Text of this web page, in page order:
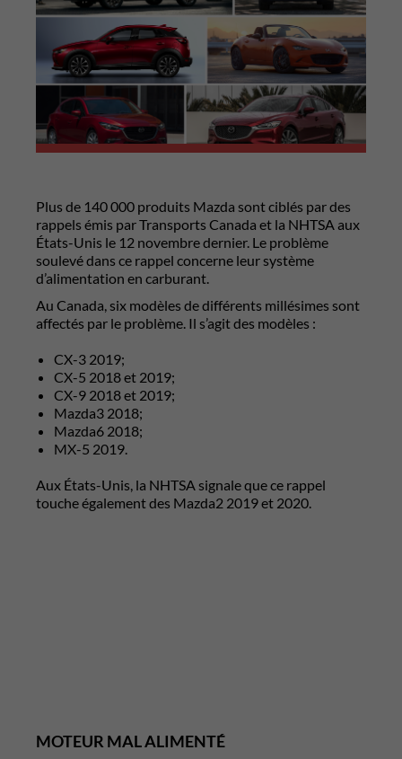
Plus de 140 000 produits Mazda sont ciblés par des
rappels émis par Transports Canada et la NHTSA aux
États-Unis le 12 novembre dernier. Le problème
soulevé dans ce rappel concerne leur système
d’alimentation en carburant.
Au Canada, six modèles de différents millésimes sont
affectés par le problème. Il s’agit des modèles :
CX-3 2019;
CX-5 2018 et 2019;
CX-9 2018 et 2019;
Mazda3 2018;
Mazda6 2018;
MX-5 2019.
Aux États-Unis, la NHTSA signale que ce rappel
touche également des Mazda2 2019 et 2020.
MOTEUR MAL ALIMENTÉ